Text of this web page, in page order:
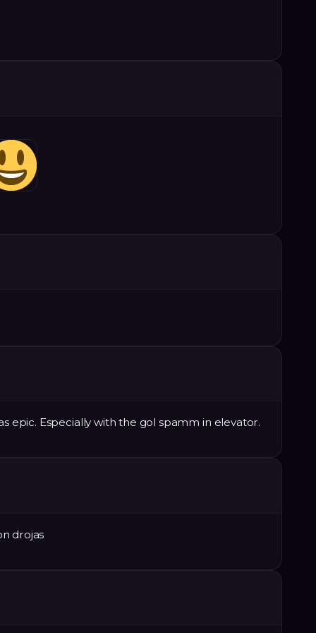
epic. Especially with the gol spamm in elevator.
drojas